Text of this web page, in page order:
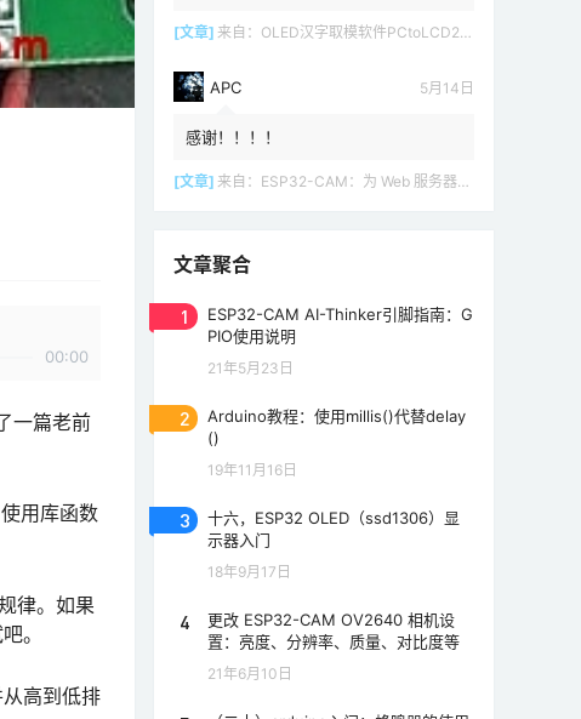
00:00
一篇老前
用库函数
律。如果
。
高到低排
[文章] 来自： OLED汉字取模软件PCtoLCD2002 LCD1602
APC 5月14日
感谢！！！！
[文章] 来自： ESP32-CAM：为 Web 服务器（Arduino IDE）设置接入点（AP）
文章聚合
1
ESP32-CAM AI-Thinker引脚指南：G
PIO使用说明
21年5月23日
2
Arduino教程：使用millis()代替delay
()
19年11月16日
3
十六，ESP32 OLED（ssd1306）显
示器入门
18年9月17日
4
更改 ESP32-CAM OV2640 相机设
置：亮度、分辨率、质量、对比度等
21年6月10日